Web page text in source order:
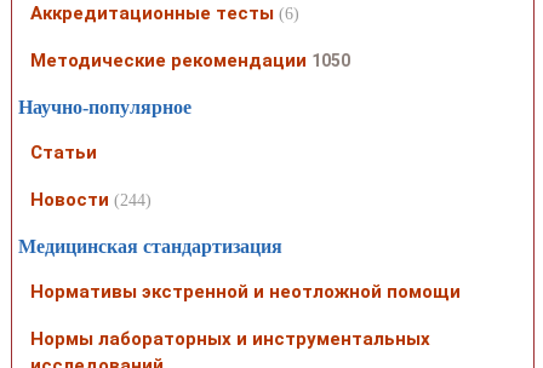
Аккредитационные тесты (6)
Методические рекомендации 1050
Научно-популярное
Статьи
Новости (244)
Медицинская стандартизация
Нормативы экстренной и неотложной помощи
Нормы лабораторных и инструментальных